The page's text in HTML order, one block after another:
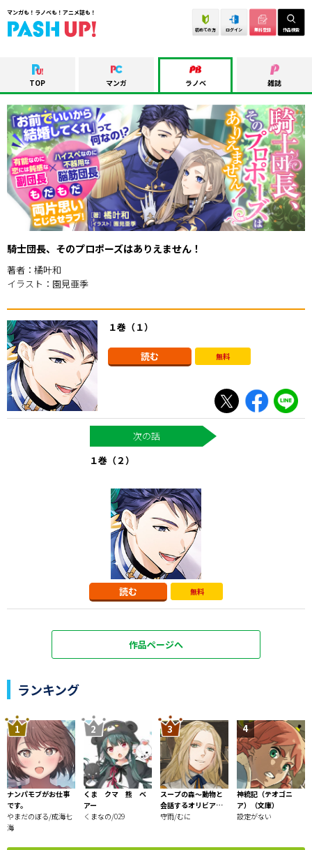
マンガも！ラノベも！アニメ誌も！
初めての方 ログイン 無料登録 作品検索
TOP マンガ ラノベ 雑誌
騎士団長、そのプロポーズはありえません！
著者：橘叶和
イラスト：園見亜季
１巻（１）
読む 無料
１巻（２）
読む 無料
作品ページへ
ランキング
ナンパモブがお仕事
です。
やまだのぼる/成海七
海
くま クマ 熊 ベ
アー
くまなの/029
スープの森～動物と
会話するオリビアと
元傭兵アーサーの物
守雨/むに
神統記（テオゴニ
ア）（文庫）
設定がない